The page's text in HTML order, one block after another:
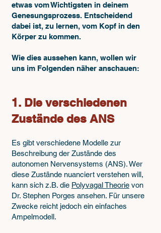
etwas vom Wichtigsten in deinem
Genesungsprozess. Entscheidend
dabei ist, zu lernen, vom Kopf in den
Körper zu kommen.
Wie dies aussehen kann, wollen wir
uns im Folgenden näher anschauen:
1. Die verschiedenen
Zustände des ANS
Es gibt verschiedene Modelle zur
Beschreibung der Zustände des
autonomen Nervensystems (ANS). Wer
diese Zustände nuanciert verstehen will,
kann sich z.B. die Polyvagal Theorie von
Dr. Stephen Porges ansehen. Für unsere
Zwecke reicht jedoch ein einfaches
Ampelmodell.